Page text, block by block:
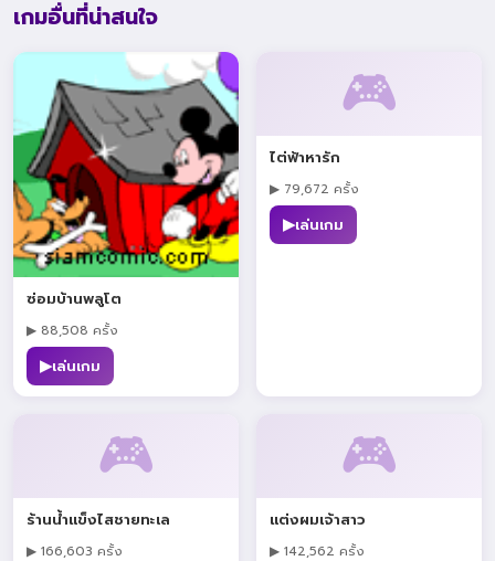
เกมอื่นที่น่าสนใจ
ซ่อมบ้านพลูโต
▶ 88,508 ครั้ง
▶เล่นเกม
🎮
ไต่ฟ้าหารัก
▶ 79,672 ครั้ง
▶เล่นเกม
🎮
ร้านน้ำแข็งไสชายทะเล
▶ 166,603 ครั้ง
🎮
แต่งผมเจ้าสาว
▶ 142,562 ครั้ง